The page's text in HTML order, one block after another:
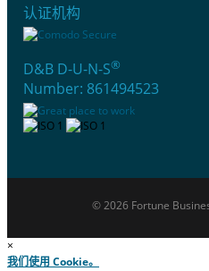
认证机构
D&B D-U-N-S®
Number: 861494523
© 2026 Fortune
×
我们使用 Cookie。